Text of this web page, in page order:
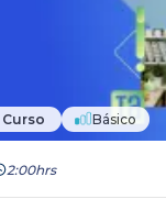
Curso Básico
2:00hrs